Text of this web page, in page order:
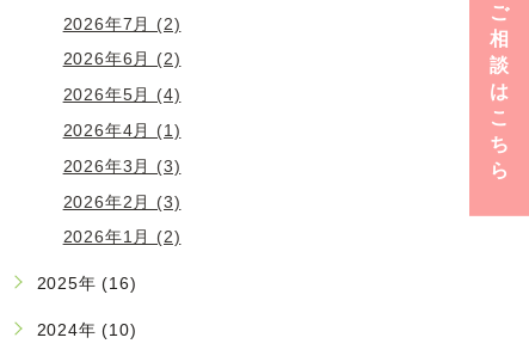
ご
相
談
は
こ
ち
ら
2026年7月 (2)
2026年6月 (2)
2026年5月 (4)
2026年4月 (1)
2026年3月 (3)
2026年2月 (3)
2026年1月 (2)
2025年 (16)
2024年 (10)